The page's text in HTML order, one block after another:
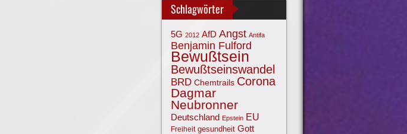
Schlagwörter
5G 2012 AfD Angst Antifa
Benjamin Fulford
Bewußtsein
Bewußtseinswandel
BRD Chemtrails Corona
Dagmar
Neubronner
Deutschland Epstein EU
Freiheit gesundheit Gott